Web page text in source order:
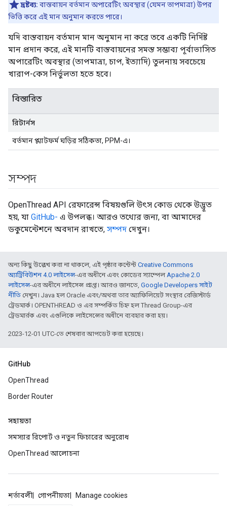
দ্রষ্টব্য: বাস্তবায়ন বর্তমান অপারেটিং অবস্থার (যেমন তাপমাত্রা) উপর
ভিত্তি করে এই মান অনুমান করতে পারে।
যদি বাস্তবায়ন বর্তমান মান অনুমান না করে তবে একটি নির্দিষ্ট
মান প্রদান করে, এই মানটি বাস্তবায়নের সমস্ত সম্ভাব্য পূর্বাভাসিত
অপারেটিং অবস্থার (তাপমাত্রা, চাপ, ইত্যাদি) তুলনায় সবচেয়ে
খারাপ-কেস নির্ভুলতা হতে হবে।
বিস্তারিত
রিটার্নস
বর্তমান প্ল্যাটফর্ম ঘড়ির সঠিকতা, PPM-এ।
সম্পদ
OpenThread API রেফারেন্স বিষয়গুলি উৎস কোড থেকে উদ্ভূত
হয়, যা GitHub- এ উপলব্ধ। আরও তথ্যের জন্য, বা আমাদের
ডকুমেন্টেশনে অবদান রাখতে, সম্পদ দেখুন।
অন্য কিছু উল্লেখ করা না থাকলে, এই পৃষ্ঠার কন্টেন্ট Creative Commons
অ্যাট্রিবিউশন 4.0 লাইসেন্স-এর অধীনে এবং কোডের স্যাম্পেলApache 2.0
লাইসেন্স-এর অধীনে লাইসেন্স প্রাপ্ত। আরও জানতে, Google Developers সাইট
নীতি দেখুন। Java হল Oracle এবং/অথবা তার অ্যাফিলিয়েট সংস্থার রেজিস্টার্ড
ট্রেডমার্ক। OPENTHREAD ও এর সম্পর্কিত চিহ্ন হল Thread Group-এর
ট্রেডমার্রক এবং এগুলিকে লাইসেন্সের অধীনে ব্যবহার করা হয়।
2023-12-01 UTC-তে শেষবার আপডেট করা হয়েছে।
GitHub
OpenThread
Border Router
সহায়তা
সমস্যার রিপোর্ট ও নতুন ফিচারের অনুরোধ
OpenThread আলোচনা
শর্তাবলী গোপনীয়তা Manage cookies